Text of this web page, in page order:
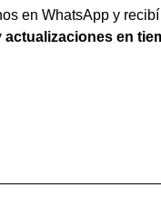
en WhatsApp y
actualizaciones en